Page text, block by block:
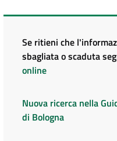
Se ritieni che
sbagliata o scaduta
online
Nuova ricerca nella
di Bologna